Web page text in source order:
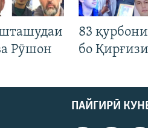
Рӯшон
83
бо
ПАЙГИРӢ